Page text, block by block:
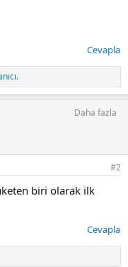
Cevapla
Daha fazla
#2
biri olarak ilk
Cevapla